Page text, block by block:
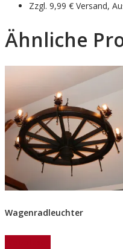
Zzgl. 9,99 € Versand,
Ähnliche
Wagenradleuchter